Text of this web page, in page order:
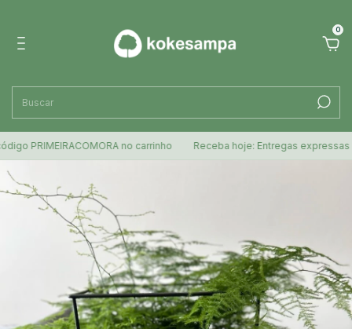
0
no carrinho Receba hoje: Entregas expressas para